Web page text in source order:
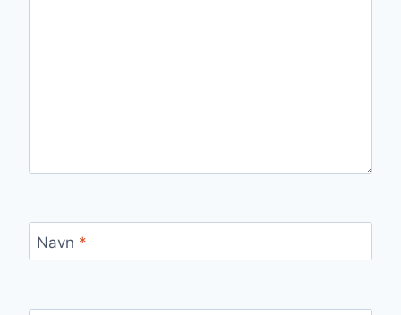
Navn *